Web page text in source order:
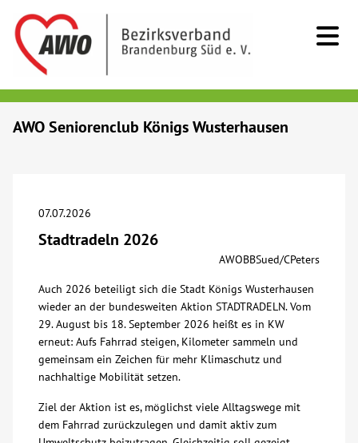
Beratung & Hilfe
Begegnung
Bildung
Über uns
Veranstaltungen
AWO Seniorenclub Königs Wusterhausen
07.07.2026
Stadtradeln 2026
AWOBBSued/CPeters
Auch 2026 beteiligt sich die Stadt Königs Wusterhausen
wieder an der bundesweiten Aktion STADTRADELN. Vom
29. August bis 18. September 2026 heißt es in KW
erneut: Aufs Fahrrad steigen, Kilometer sammeln und
gemeinsam ein Zeichen für mehr Klimaschutz und
nachhaltige Mobilität setzen.
Ziel der Aktion ist es, möglichst viele Alltagswege mit
dem Fahrrad zurückzulegen und damit aktiv zum